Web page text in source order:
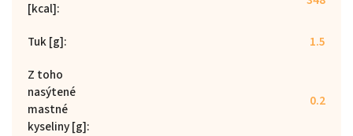
[kcal]:
Tuk [g]:
1.5
Z toho
nasýtené
mastné
kyseliny [g]:
0.2